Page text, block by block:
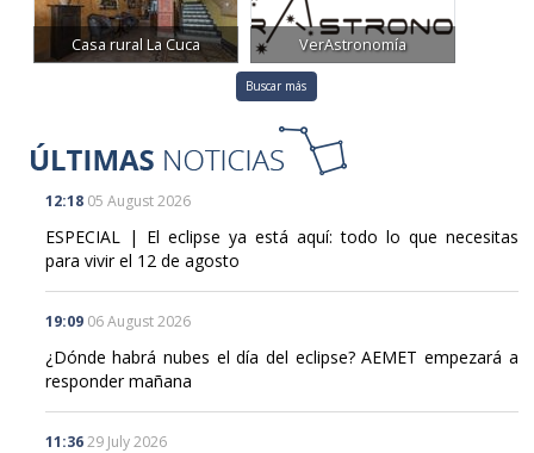
Casa rural La Cuca VerAstronomía
Buscar más
12:18 05 August 2026
ESPECIAL | El eclipse ya está aquí: todo lo que necesitas
para vivir el 12 de agosto
19:09 06 August 2026
¿Dónde habrá nubes el día del eclipse? AEMET empezará a
responder mañana
11:36 29 July 2026